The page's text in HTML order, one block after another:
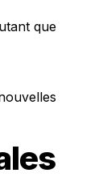
que